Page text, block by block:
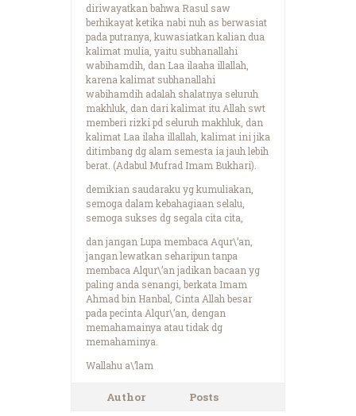
diriwayatkan bahwa Rasul saw
berhikayat ketika nabi nuh as berwasiat
pada putranya, kuwasiatkan kalian dua
kalimat mulia, yaitu subhanallahi
wabihamdih, dan Laa ilaaha illallah,
karena kalimat subhanallahi
wabihamdih adalah shalatnya seluruh
makhluk, dan dari kalimat itu Allah swt
memberi rizki pd seluruh makhluk, dan
kalimat Laa ilaha illallah, kalimat ini jika
ditimbang dg alam semesta ia jauh lebih
berat. (Adabul Mufrad Imam Bukhari).
demikian saudaraku yg kumuliakan,
semoga dalam kebahagiaan selalu,
semoga sukses dg segala cita cita,
dan jangan Lupa membaca Aqur\’an,
jangan lewatkan seharipun tanpa
membaca Alqur\’an jadikan bacaan yg
paling anda senangi, berkata Imam
Ahmad bin Hanbal, Cinta Allah besar
pada pecinta Alqur\’an, dengan
memahamainya atau tidak dg
memahaminya.
Wallahu a\’lam
Author Posts